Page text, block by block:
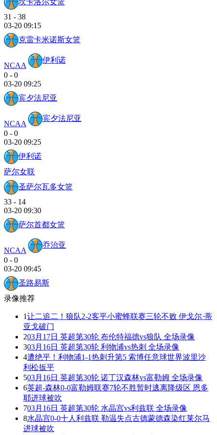
坎卡洛尔女篮
31 - 38
03-20 09:15
克雷卡米诺斯女篮
NCAA
伊利诺
0 - 0
03-20 09:25
宾夕法尼亚
NCAA
宾夕法尼亚
0 - 0
03-20 09:25
伊利诺
萨尔女联
圣萨尔瓦多女篮
33 - 14
03-20 09:30
萨尔首都女篮
NCAA
乔治亚
0 - 0
03-20 09:45
圣路易斯
录像推荐
1让二追二！狼队2-2客平小蜜蜂联赛三轮不败 伊戈尔·蒂
亚戈破门
203月17日 英超第30轮 布伦特福德vs狼队 全场录像
303月16日 英超第30轮 利物浦vs热刺 全场录像
4遭绝平！利物浦1-1热刺升第5 索博任意球世界波里沙
利松扳平
503月16日 英超第30轮 诺丁汉森林vs富勒姆 全场录像
6英超-森林0-0富勒姆联赛7轮不胜暂时逃离降级区 恩多
耶进球被吹
703月16日 英超第30轮 水晶宫vs利兹联 全场录像
8水晶宫0-0十人利兹联 勒温失点古德蒙德森染红莱尔马
进球被吹